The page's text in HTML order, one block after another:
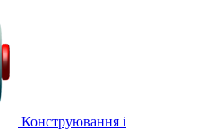
Конструювання і